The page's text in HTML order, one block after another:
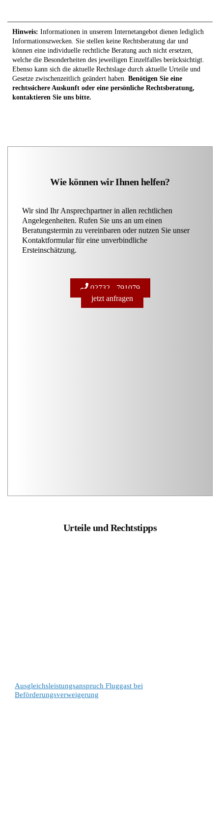
Hinweis: Informationen in unserem Internetangebot dienen lediglich
Informationszwecken. Sie stellen keine Rechtsberatung dar und
können eine individuelle rechtliche Beratung auch nicht ersetzen,
welche die Besonderheiten des jeweiligen Einzelfalles berücksichtigt.
Ebenso kann sich die aktuelle Rechtslage durch aktuelle Urteile und
Gesetze zwischenzeitlich geändert haben. Benötigen Sie eine
rechtssichere Auskunft oder eine persönliche Rechtsberatung,
kontaktieren Sie uns bitte.
Wie können wir Ihnen helfen?
Wir sind Ihr Ansprechpartner in allen rechtlichen
Angelegenheiten. Rufen Sie uns an um einen
Beratungstermin zu vereinbaren oder nutzen Sie unser
Kontaktformular für eine unverbindliche
Ersteinschätzung.
02732 - 791079
jetzt anfragen
Urteile und Rechtstipps
Ausgleichsleistungsanspruch Fluggast bei
Beförderungsverweigerung